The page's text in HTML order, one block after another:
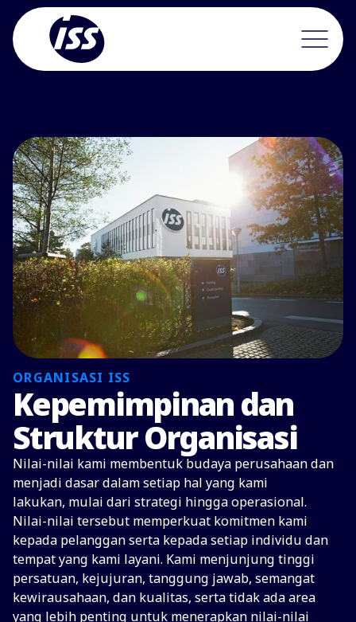
ORGANISASI ISS
Kepemimpinan dan
Struktur Organisasi
Nilai-nilai kami membentuk budaya perusahaan dan
menjadi dasar dalam setiap hal yang kami
lakukan, mulai dari strategi hingga operasional.
Nilai-nilai tersebut memperkuat komitmen kami
kepada pelanggan serta kepada setiap individu dan
tempat yang kami layani. Kami menjunjung tinggi
persatuan, kejujuran, tanggung jawab, semangat
kewirausahaan, dan kualitas, serta tidak ada area
yang lebih penting untuk menerapkan nilai-nilai